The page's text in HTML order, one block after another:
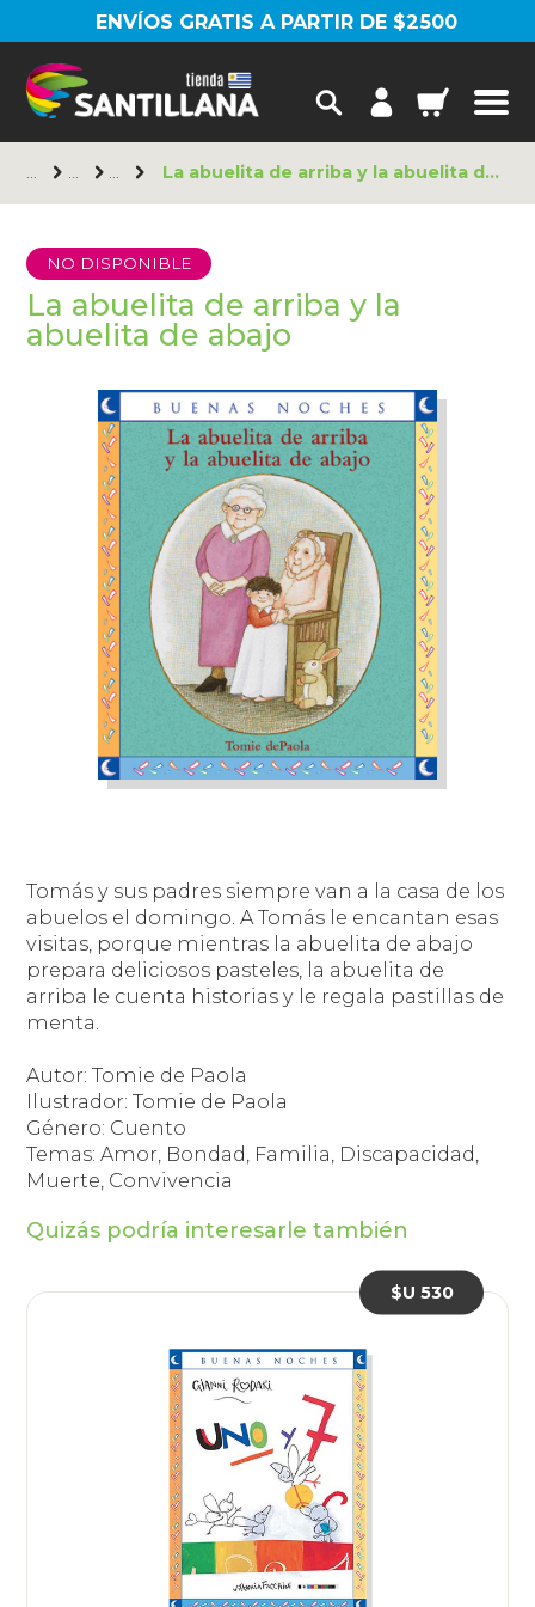
ENVÍOS GRATIS A PARTIR DE $2500
La abuelita de arriba y la abuelita de abajo
NO DISPONIBLE
La abuelita de arriba y la
abuelita de abajo
Tomás y sus padres siempre van a la casa de los
abuelos el domingo. A Tomás le encantan esas
visitas, porque mientras la abuelita de abajo
prepara deliciosos pasteles, la abuelita de
arriba le cuenta historias y le regala pastillas de
menta.
Autor: Tomie de Paola
Ilustrador: Tomie de Paola
Género: Cuento
Temas: Amor, Bondad, Familia, Discapacidad,
Muerte, Convivencia
Quizás podría interesarle también
$U 530